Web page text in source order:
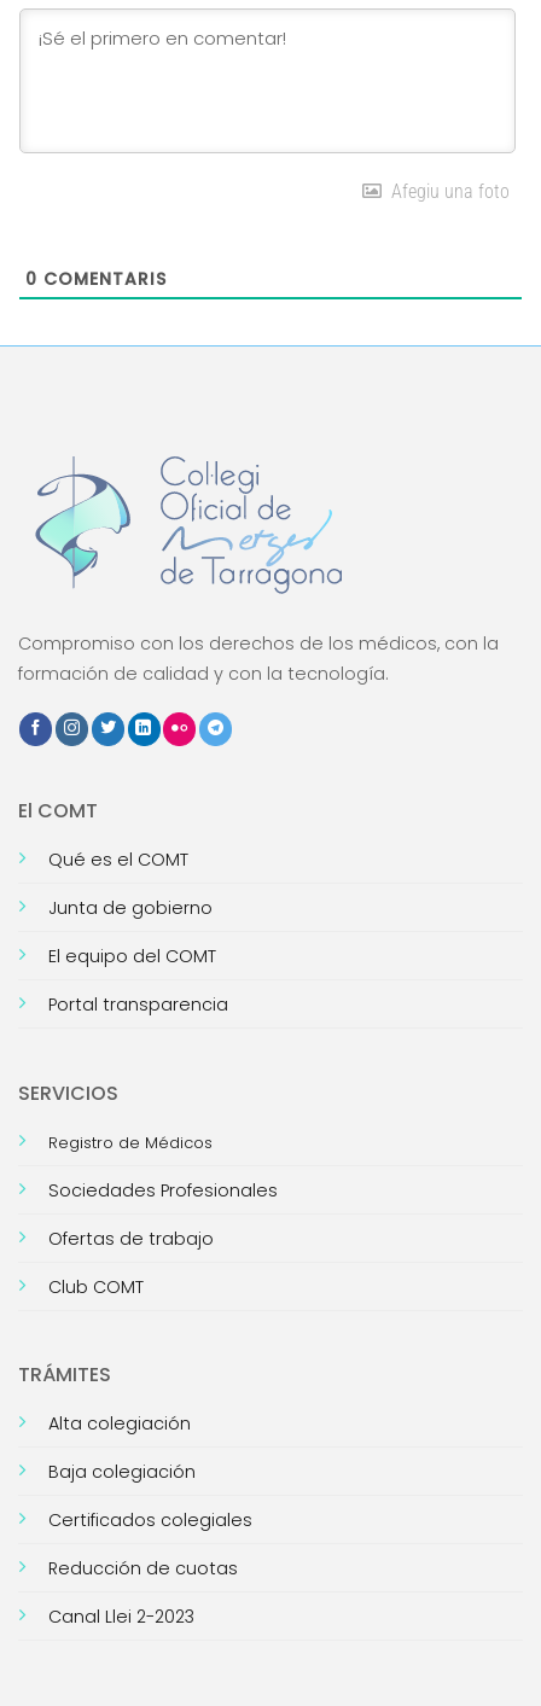
Afegiu una foto
0 COMENTARIS
Compromiso con los derechos de los médicos, con la
formación de calidad y con la tecnología.
El COMT
Qué es el COMT
Junta de gobierno
El equipo del COMT
Portal transparencia
SERVICIOS
Registro de Médicos
Sociedades Profesionales
Ofertas de trabajo
Club COMT
TRÁMITES
Alta colegiación
Baja colegiación
Certificados colegiales
Reducción de cuotas
Canal Llei 2-2023